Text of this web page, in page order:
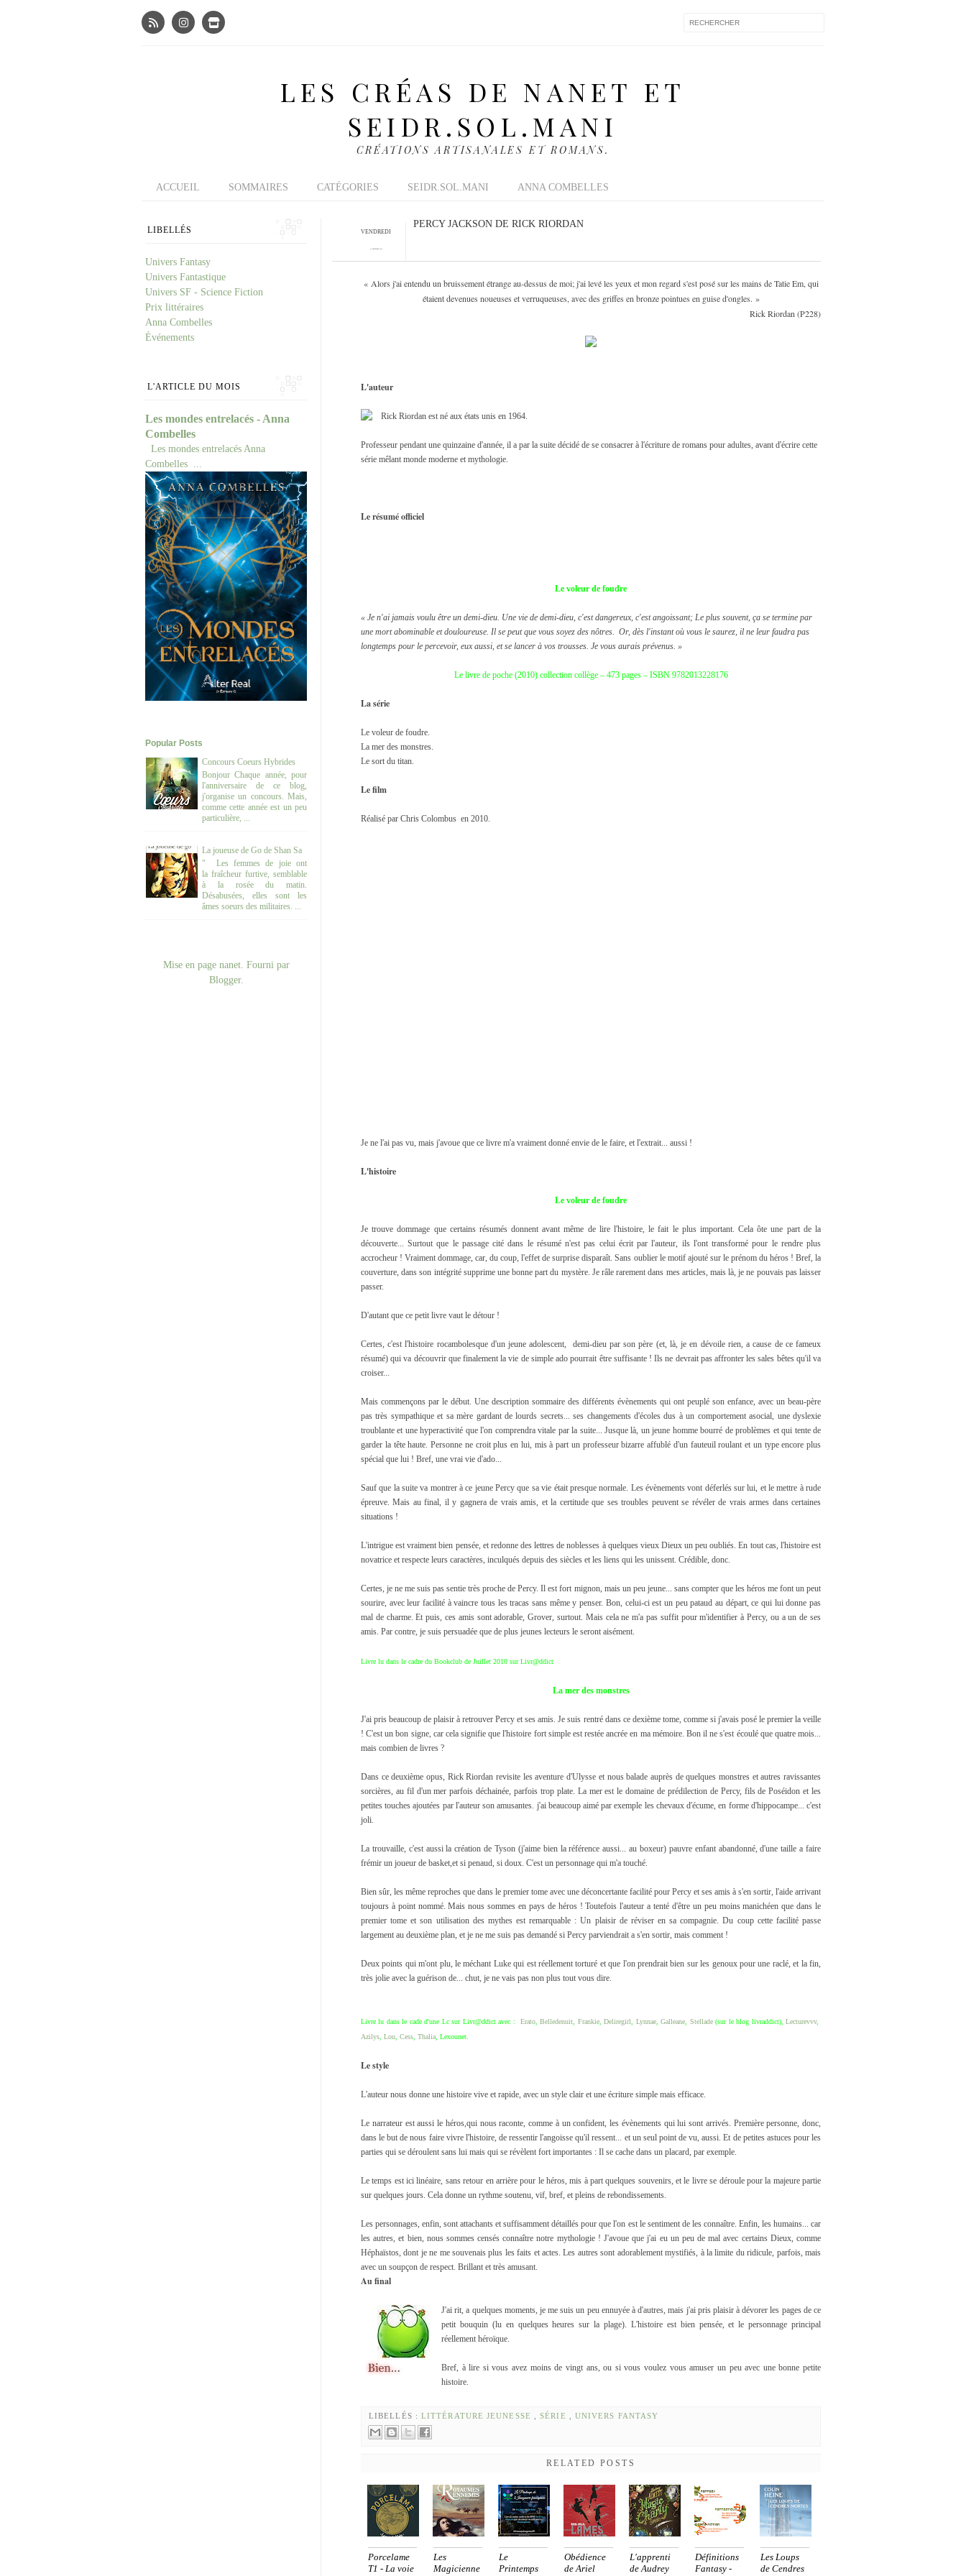
LES CRÉAS DE NANET ET
SEIDR.SOL.MANI
CRÉATIONS ARTISANALES ET ROMANS.
ACCUEIL SOMMAIRES CATÉGORIES SEIDR.SOL.MANI ANNA COMBELLES
VENDREDI
PERCY JACKSON DE RICK RIORDAN
« Alors j'ai entendu un bruissement étrange au-dessus de moi; j'ai levé les yeux et mon regard s'est posé sur les mains de Tatie Em, qui
étaient devenues noueuses et verruqueuses, avec des griffes en bronze pointues en guise d'ongles. »
Rick Riordan (P228)
L'auteur
Rick Riordan est né aux états unis en 1964.
Professeur pendant une quinzaine d'année, il a par la suite décidé de se consacrer à l'écriture de romans pour adultes, avant d'écrire cette
série mêlant monde moderne et mythologie.
Le résumé officiel
Le voleur de foudre
« Je n'ai jamais voulu être un demi-dieu. Une vie de demi-dieu, c'est dangereux, c'est angoissant; Le plus souvent, ça se termine par
une mort abominable et douloureuse. Il se peut que vous soyez des nôtres. Or, dès l'instant où vous le saurez, il ne leur faudra pas
longtemps pour le percevoir, eux aussi, et se lancer à vos trousses. Je vous aurais prévenus. »
Le livre de poche (2010) collection collège – 473 pages – ISBN 9782013228176
La série
Le voleur de foudre.
La mer des monstres.
Le sort du titan.
Le film
Réalisé par Chris Colombus en 2010.
Je ne l'ai pas vu, mais j'avoue que ce livre m'a vraiment donné envie de le faire, et l'extrait... aussi !
L'histoire
Le voleur de foudre
Je trouve dommage que certains résumés donnent avant même de lire l'histoire, le fait le plus important. Cela ôte une part de la
découverte... Surtout que le passage cité dans le résumé n'est pas celui écrit par l'auteur, ils l'ont transformé pour le rendre plus
accrocheur ! Vraiment dommage, car, du coup, l'effet de surprise disparaît. Sans oublier le motif ajouté sur le prénom du héros ! Bref, la
couverture, dans son intégrité supprime une bonne part du mystère. Je râle rarement dans mes articles, mais là, je ne pouvais pas laisser
passer.
D'autant que ce petit livre vaut le détour !
Certes, c'est l'histoire rocambolesque d'un jeune adolescent, demi-dieu par son père (et, là, je en dévoile rien, a cause de ce fameux
résumé) qui va découvrir que finalement la vie de simple ado pourrait être suffisante ! Ils ne devrait pas affronter les sales bêtes qu'il va
croiser...
Mais commençons par le début. Une description sommaire des différents évènements qui ont peuplé son enfance, avec un beau-père
pas très sympathique et sa mère gardant de lourds secrets... ses changements d'écoles dus à un comportement asocial, une dyslexie
troublante et une hyperactivité que l'on comprendra vitale par la suite... Jusque là, un jeune homme bourré de problèmes et qui tente de
garder la tête haute. Personne ne croit plus en lui, mis à part un professeur bizarre affublé d'un fauteuil roulant et un type encore plus
spécial que lui ! Bref, une vrai vie d'ado...
Sauf que la suite va montrer à ce jeune Percy que sa vie était presque normale. Les évènements vont déferlés sur lui, et le mettre à rude
épreuve. Mais au final, il y gagnera de vrais amis, et la certitude que ses troubles peuvent se révéler de vrais armes dans certaines
situations !
L'intrigue est vraiment bien pensée, et redonne des lettres de noblesses à quelques vieux Dieux un peu oubliés. En tout cas, l'histoire est
novatrice et respecte leurs caractères, inculqués depuis des siècles et les liens qui les unissent. Crédible, donc.
Certes, je ne me suis pas sentie très proche de Percy. Il est fort mignon, mais un peu jeune... sans compter que les héros me font un peut
sourire, avec leur facilité à vaincre tous les tracas sans même y penser. Bon, celui-ci est un peu pataud au départ, ce qui lui donne pas
mal de charme. Et puis, ces amis sont adorable, Grover, surtout. Mais cela ne m'a pas suffit pour m'identifier à Percy, ou a un de ses
amis. Par contre, je suis persuadée que de plus jeunes lecteurs le seront aisément.
Livre lu dans le cadre du Bookclub de Juillet 2010 sur Livr@ddict
La mer des monstres
J'ai pris beaucoup de plaisir à retrouver Percy et ses amis. Je suis rentré dans ce dexième tome, comme si j'avais posé le premier la veille
! C'est un bon signe, car cela signifie que l'histoire fort simple est restée ancrée en ma mémoire. Bon il ne s'est écoulé que quatre mois...
mais combien de livres ?
Dans ce deuxième opus, Rick Riordan revisite les aventure d'Ulysse et nous balade auprès de quelques monstres et autres ravissantes
sorcières, au fil d'un mer parfois déchainée, parfois trop plate. La mer est le domaine de prédilection de Percy, fils de Poséidon et les
petites touches ajoutées par l'auteur son amusantes. j'ai beaucoup aimé par exemple les chevaux d'écume, en forme d'hippocampe... c'est
joli.
La trouvaille, c'est aussi la création de Tyson (j'aime bien la référence aussi... au boxeur) pauvre enfant abandonné, d'une taille a faire
frémir un joueur de basket,et si penaud, si doux. C'est un personnage qui m'a touché.
Bien sûr, les même reproches que dans le premier tome avec une déconcertante facilité pour Percy et ses amis à s'en sortir, l'aide arrivant
toujours à point nommé. Mais nous sommes en pays de héros ! Toutefois l'auteur a tenté d'être un peu moins manichéen que dans le
premier tome et son utilisation des mythes est remarquable : Un plaisir de réviser en sa compagnie. Du coup cette facilité passe
largement au deuxième plan, et je ne me suis pas demandé si Percy parviendrait a s'en sortir, mais comment !
Deux points qui m'ont plu, le méchant Luke qui est réellement torturé et que l'on prendrait bien sur les genoux pour une raclé, et la fin,
très jolie avec la guérison de... chut, je ne vais pas non plus tout vous dire.
Livre lu dans le cade d'une Lc sur Livr@ddict avec : Erato,Belledenuit Frankie,Deliregirl Lynnae,Galleane Stellade(sur le blog livraddict),Lecturevvv,
Azilys Lou Cess Thalia Lexounet
Le style
L'auteur nous donne une histoire vive et rapide, avec un style clair et une écriture simple mais efficace.
Le narrateur est aussi le héros,qui nous raconte, comme à un confident, les évènements qui lui sont arrivés. Première personne, donc,
dans le but de nous faire vivre l'histoire, de ressentir l'angoisse qu'il ressent... et un seul point de vu, aussi. Et de petites astuces pour les
parties qui se déroulent sans lui mais qui se révèlent fort importantes : Il se cache dans un placard, par exemple.
Le temps est ici linéaire, sans retour en arrière pour le héros, mis à part quelques souvenirs, et le livre se déroule pour la majeure partie
sur quelques jours. Cela donne un rythme soutenu, vif, bref, et pleins de rebondissements.
Les personnages, enfin, sont attachants et suffisamment détaillés pour que l'on est le sentiment de les connaître. Enfin, les humains... car
les autres, et bien, nous sommes censés connaître notre mythologie ! J'avoue que j'ai eu un peu de mal avec certains Dieux, comme
Héphaïstos, dont je ne me souvenais plus les faits et actes. Les autres sont adorablement mystifiés, à la limite du ridicule, parfois, mais
avec un soupçon de respect. Brillant et très amusant.
Au final
J'ai rit, a quelques moments, je me suis un peu ennuyée à d'autres, mais j'ai pris plaisir à dévorer les pages de ce
petit bouquin (lu en quelques heures sur la plage). L'histoire est bien pensée, et le personnage principal
réellement héroïque.
Bref, à lire si vous avez moins de vingt ans, ou si vous voulez vous amuser un peu avec une bonne petite
histoire.
LIBELLÉS :LITTÉRATURE JEUNESSE ,SÉRIE UNIVERS FANTASY
RELATED POSTS
Porcelame
T1 - La voie
Les
Magicienne
Le
Printemps
Obédience
de Ariel
L'apprenti
de Audrey
Définitions
Fantasy -
Les Loups
de Cendres
LIBELLÉS
Univers Fantasy
Univers Fantastique
Univers SF - Science Fiction
Prix littéraires
Anna Combelles
Événements
L'ARTICLE DU MOIS
Les mondes entrelacés - Anna
Combelles
Les mondes entrelacés Anna
Combelles ...
Popular Posts
Concours Coeurs Hybrides
Bonjour Chaque année, pour
l'anniversaire de ce blog,
j'organise un concours. Mais,
comme cette année est un peu
particulière, ...
La joueuse de Go de Shan Sa
" Les femmes de joie ont
la fraîcheur furtive, semblable
à la rosée du matin.
Désabusées, elles sont les
âmes soeurs des militaires. ...
Mise en page nanet. Fourni par
Blogger.